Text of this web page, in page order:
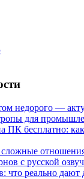
недорого —
для
ПК бесплатно:
с русской
что реально